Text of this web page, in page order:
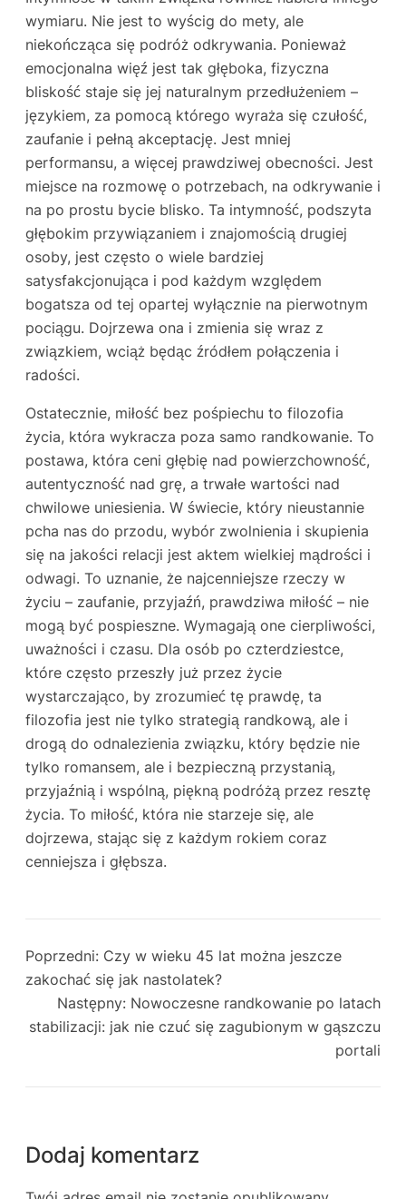
wymiaru. Nie jest to wyścig do mety, ale
niekończąca się podróż odkrywania. Ponieważ
emocjonalna więź jest tak głęboka, fizyczna
bliskość staje się jej naturalnym przedłużeniem –
językiem, za pomocą którego wyraża się czułość,
zaufanie i pełną akceptację. Jest mniej
performansu, a więcej prawdziwej obecności. Jest
miejsce na rozmowę o potrzebach, na odkrywanie i
na po prostu bycie blisko. Ta intymność, podszyta
głębokim przywiązaniem i znajomością drugiej
osoby, jest często o wiele bardziej
satysfakcjonująca i pod każdym względem
bogatsza od tej opartej wyłącznie na pierwotnym
pociągu. Dojrzewa ona i zmienia się wraz z
związkiem, wciąż będąc źródłem połączenia i
radości.
Ostatecznie, miłość bez pośpiechu to filozofia
życia, która wykracza poza samo randkowanie. To
postawa, która ceni głębię nad powierzchowność,
autentyczność nad grę, a trwałe wartości nad
chwilowe uniesienia. W świecie, który nieustannie
pcha nas do przodu, wybór zwolnienia i skupienia
się na jakości relacji jest aktem wielkiej mądrości i
odwagi. To uznanie, że najcenniejsze rzeczy w
życiu – zaufanie, przyjaźń, prawdziwa miłość – nie
mogą być pospieszne. Wymagają one cierpliwości,
uważności i czasu. Dla osób po czterdziestce,
które często przeszły już przez życie
wystarczająco, by zrozumieć tę prawdę, ta
filozofia jest nie tylko strategią randkową, ale i
drogą do odnalezienia związku, który będzie nie
tylko romansem, ale i bezpieczną przystanią,
przyjaźnią i wspólną, piękną podróżą przez resztę
życia. To miłość, która nie starzeje się, ale
dojrzewa, stając się z każdym rokiem coraz
cenniejsza i głębsza.
Poprzedni: Czy w wieku 45 lat można jeszcze
zakochać się jak nastolatek?
Następny: Nowoczesne randkowanie po latach
stabilizacji: jak nie czuć się zagubionym w gąszczu
portali
Dodaj komentarz